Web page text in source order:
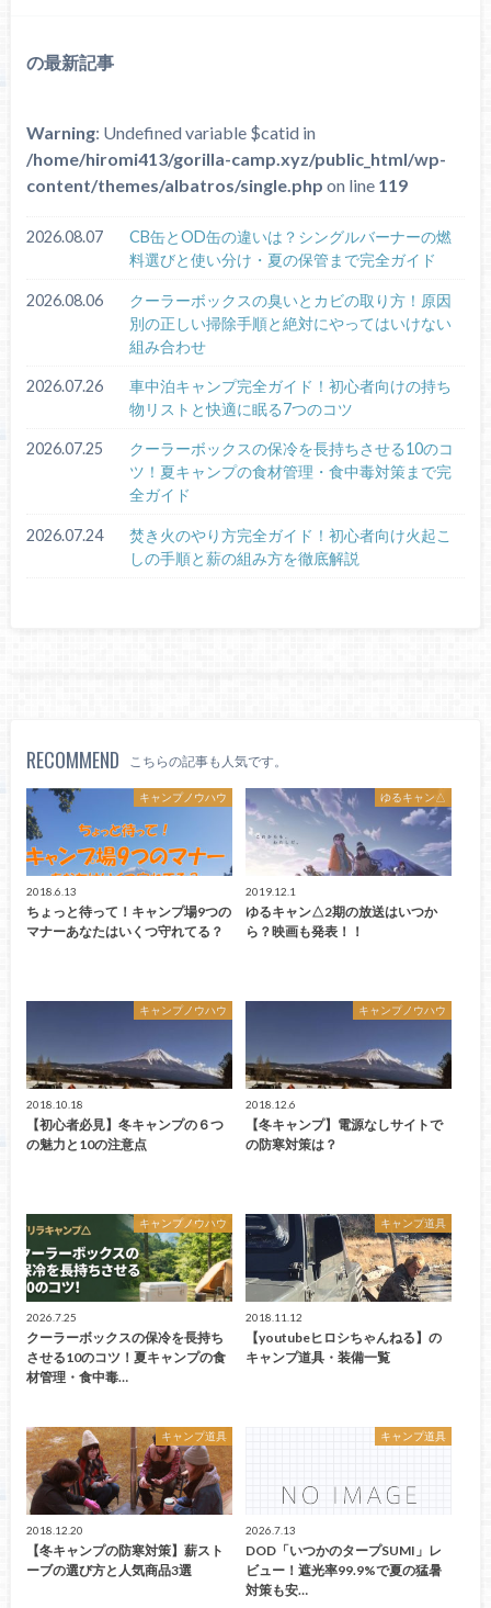
の最新記事
Warning: Undefined variable $catid in
/home/hiromi413/gorilla-camp.xyz/public_html/wp-
content/themes/albatros/single.php on line 119
2026.08.07
CB缶とOD缶の違いは？シングルバーナーの燃
料選びと使い分け・夏の保管まで完全ガイド
2026.08.06
クーラーボックスの臭いとカビの取り方！原因
別の正しい掃除手順と絶対にやってはいけない
組み合わせ
2026.07.26
車中泊キャンプ完全ガイド！初心者向けの持ち
物リストと快適に眠る7つのコツ
2026.07.25
クーラーボックスの保冷を長持ちさせる10のコ
ツ！夏キャンプの食材管理・食中毒対策まで完
全ガイド
2026.07.24
焚き火のやり方完全ガイド！初心者向け火起こ
しの手順と薪の組み方を徹底解説
RECOMMEND こちらの記事も人気です。
キャンプノウハウ
2018.6.13
ちょっと待って！キャンプ場9つの
マナーあなたはいくつ守れてる？
ゆるキャン△
2019.12.1
ゆるキャン△2期の放送はいつか
ら？映画も発表！！
キャンプノウハウ
2018.10.18
【初心者必見】冬キャンプの６つ
の魅力と10の注意点
キャンプノウハウ
2018.12.6
【冬キャンプ】電源なしサイトで
の防寒対策は？
キャンプノウハウ
2026.7.25
クーラーボックスの保冷を長持ち
させる10のコツ！夏キャンプの食
材管理・食中毒…
キャンプ道具
2018.11.12
【youtubeヒロシちゃんねる】の
キャンプ道具・装備一覧
キャンプ道具
2018.12.20
【冬キャンプの防寒対策】薪スト
ーブの選び方と人気商品3選
キャンプ道具
2026.7.13
DOD「いつかのタープSUMI」レ
ビュー！遮光率99.9%で夏の猛暑
対策も安…